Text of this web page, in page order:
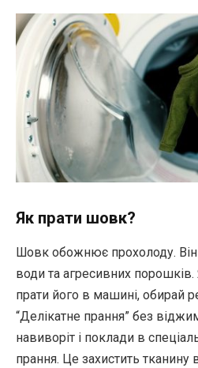
Як прати шовк?
Шовк обожнює прохолоду. Він
води та агресивних
прати його в машині, обирай
“Делікатне прання” без
навиворіт і поклади в
прання. Це захистить